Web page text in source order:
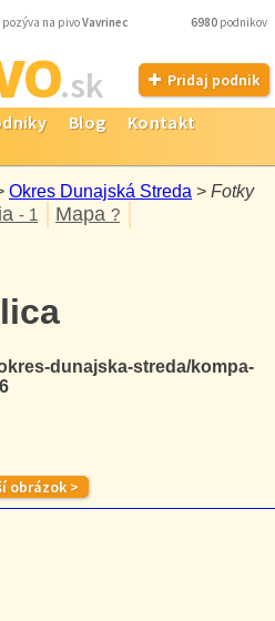
na pivoVavrinec 6980 podnikov
.sk Pridaj podnik
Blog
Kontakt
Okres Dunajská Streda > Fotky
- 1 Mapa ?
dunajska-streda/kompa-